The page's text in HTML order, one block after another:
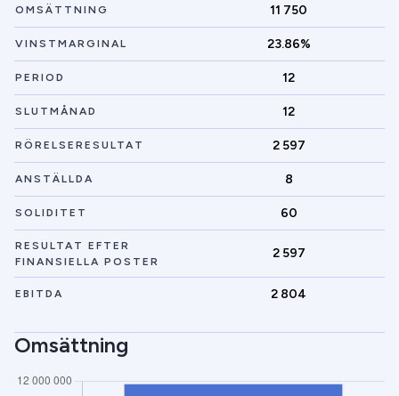
OMSÄTTNING 11 750
VINSTMARGINAL 23.86%
PERIOD 12
SLUTMÅNAD 12
RÖRELSERESULTAT 2 597
ANSTÄLLDA 8
SOLIDITET 60
RESULTAT EFTER
FINANSIELLA POSTER
2 597
EBITDA 2 804
Omsättning